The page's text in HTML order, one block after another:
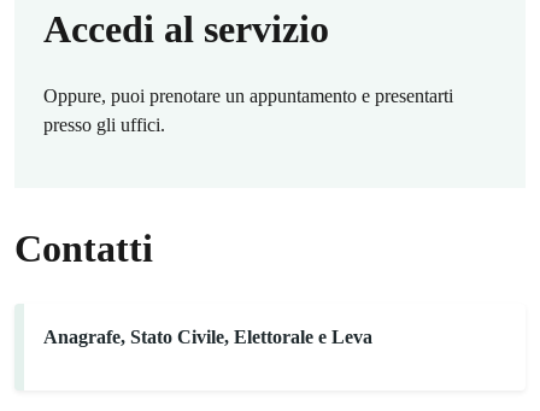
Accedi al servizio
Oppure, puoi prenotare un appuntamento e presentarti
presso gli uffici.
Contatti
Anagrafe, Stato Civile, Elettorale e Leva